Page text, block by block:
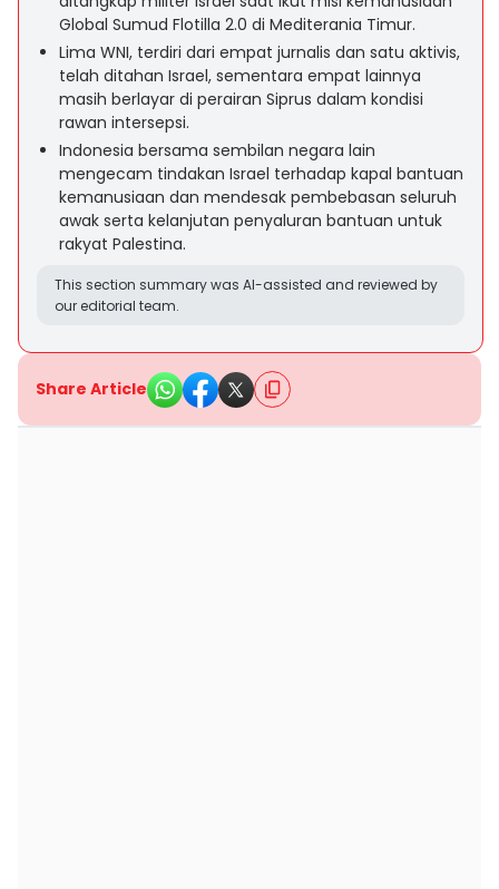
Global Sumud Flotilla 2.0 di Mediterania Timur.
Lima WNI, terdiri dari empat jurnalis dan satu aktivis,
telah ditahan Israel, sementara empat lainnya
masih berlayar di perairan Siprus dalam kondisi
rawan intersepsi.
Indonesia bersama sembilan negara lain
mengecam tindakan Israel terhadap kapal bantuan
kemanusiaan dan mendesak pembebasan seluruh
awak serta kelanjutan penyaluran bantuan untuk
rakyat Palestina.
This section summary was AI-assisted and reviewed by
our editorial team.
Share Article